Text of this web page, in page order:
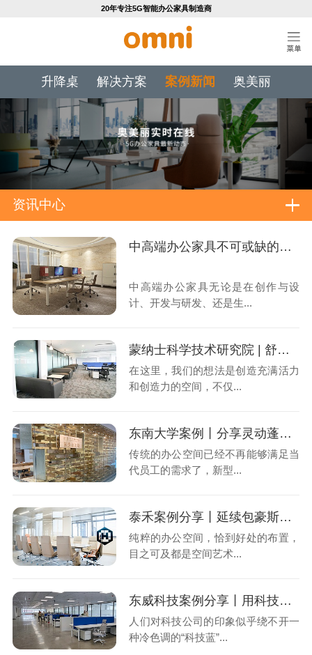
20年专注5G智能办公家具制造商
升降桌 解决方案 案例新闻 奥美丽
资讯中心
中高端办公家具不可或缺的工艺技术标准
中高端办公家具无论是在创作与设
计、开发与研发、还是生...
蒙纳士科学技术研究院 | 舒适的空间中激发灵感
在这里，我们的想法是创造充满活力
和创造力的空间，不仅...
东南大学案例丨分享灵动蓬勃的办公空间
传统的办公空间已经不再能够满足当
代员工的需求了，新型...
泰禾案例分享丨延续包豪斯精神的极简办公空间
纯粹的办公空间，恰到好处的布置，
目之可及都是空间艺术...
东威科技案例分享丨用科技蓝点缀办公新主张
人们对科技公司的印象似乎绕不开一
种冷色调的“科技蓝”...